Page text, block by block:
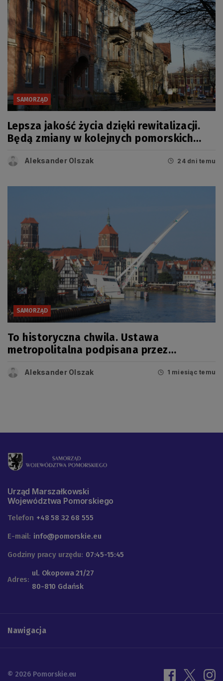
SAMORZĄD
Lepsza jakość życia dzięki rewitalizacji.
Będą zmiany w kolejnych pomorskich
Aleksander Olszak 24 dni temu
SAMORZĄD
To historyczna chwila. Ustawa
metropolitalna podpisana przez
Aleksander Olszak 1 miesiąc temu
Urząd Marszałkowski
Województwa Pomorskiego
Telefon +48 58 32 68 555
E-mail: info@pomorskie.eu
Godziny pracy urzędu: 07:45-15:45
Adres:
ul. Okopowa 21/27
80-810 Gdańsk
Nawigacja
© 2026 Pomorskie.eu